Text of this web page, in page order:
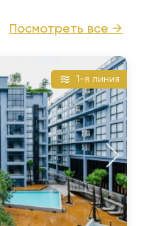
Посмотреть все →
1-я линия